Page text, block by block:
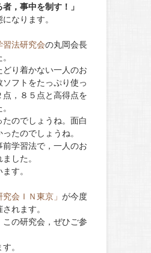
者，事中を制す！」
なります。
習法研究会の丸岡会長
り着かない一人のお
フトをたっぷり使っ
点，８５点と高得点を
たのでしょうね。面白
たのでしょうね。
学習法で，一人のお
した。
す。
究会ＩＮ東京」 が今度
れます。
この研究会，ぜひご参
。